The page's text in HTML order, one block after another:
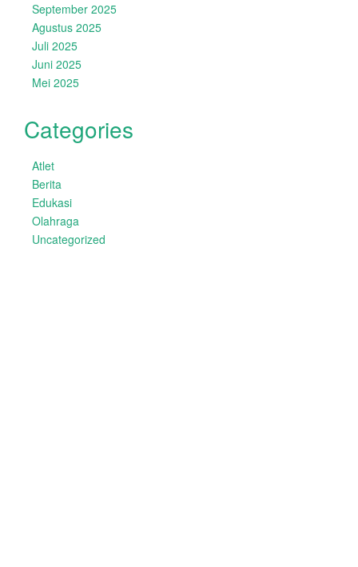
September 2025
Agustus 2025
Juli 2025
Juni 2025
Mei 2025
Categories
Atlet
Berita
Edukasi
Olahraga
Uncategorized